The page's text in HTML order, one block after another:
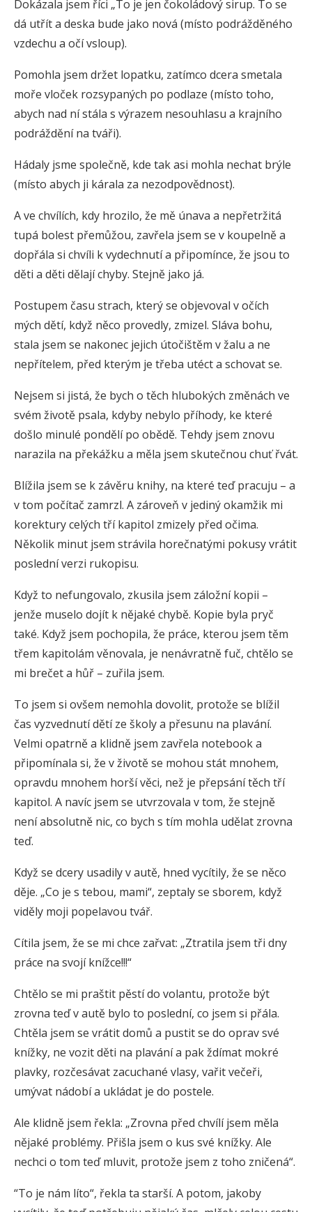
Dokázala jsem říci „To je jen čokoládový sirup. To se
dá utřít a deska bude jako nová (místo podrážděného
vzdechu a očí vsloup).
Pomohla jsem držet lopatku, zatímco dcera smetala
moře vloček rozsypaných po podlaze (místo toho,
abych nad ní stála s výrazem nesouhlasu a krajního
podráždění na tváři).
Hádaly jsme společně, kde tak asi mohla nechat brýle
(místo abych ji kárala za nezodpovědnost).
A ve chvílích, kdy hrozilo, že mě únava a nepřetržitá
tupá bolest přemůžou, zavřela jsem se v koupelně a
dopřála si chvíli k vydechnutí a připomínce, že jsou to
děti a děti dělají chyby. Stejně jako já.
Postupem času strach, který se objevoval v očích
mých dětí, když něco provedly, zmizel. Sláva bohu,
stala jsem se nakonec jejich útočištěm v žalu a ne
nepřítelem, před kterým je třeba utéct a schovat se.
Nejsem si jistá, že bych o těch hlubokých změnách ve
svém životě psala, kdyby nebylo příhody, ke které
došlo minulé pondělí po obědě. Tehdy jsem znovu
narazila na překážku a měla jsem skutečnou chuť řvát.
Blížila jsem se k závěru knihy, na které teď pracuju – a
v tom počítač zamrzl. A zároveň v jediný okamžik mi
korektury celých tří kapitol zmizely před očima.
Několik minut jsem strávila horečnatými pokusy vrátit
poslední verzi rukopisu.
Když to nefungovalo, zkusila jsem záložní kopii –
jenže muselo dojít k nějaké chybě. Kopie byla pryč
také. Když jsem pochopila, že práce, kterou jsem těm
třem kapitolám věnovala, je nenávratně fuč, chtělo se
mi brečet a hůř – zuřila jsem.
To jsem si ovšem nemohla dovolit, protože se blížil
čas vyzvednutí dětí ze školy a přesunu na plavání.
Velmi opatrně a klidně jsem zavřela notebook a
připomínala si, že v životě se mohou stát mnohem,
opravdu mnohem horší věci, než je přepsání těch tří
kapitol. A navíc jsem se utvrzovala v tom, že stejně
není absolutně nic, co bych s tím mohla udělat zrovna
teď.
Když se dcery usadily v autě, hned vycítily, že se něco
děje. „Co je s tebou, mami“, zeptaly se sborem, když
viděly moji popelavou tvář.
Cítila jsem, že se mi chce zařvat: „Ztratila jsem tři dny
práce na svojí knížce!!!“
Chtělo se mi praštit pěstí do volantu, protože být
zrovna teď v autě bylo to poslední, co jsem si přála.
Chtěla jsem se vrátit domů a pustit se do oprav své
knížky, ne vozit děti na plavání a pak ždímat mokré
plavky, rozčesávat zacuchané vlasy, vařit večeři,
umývat nádobí a ukládat je do postele.
Ale klidně jsem řekla: „Zrovna před chvílí jsem měla
nějaké problémy. Přišla jsem o kus své knížky. Ale
nechci o tom teď mluvit, protože jsem z toho zničená“.
“To je nám líto“, řekla ta starší. A potom, jakoby